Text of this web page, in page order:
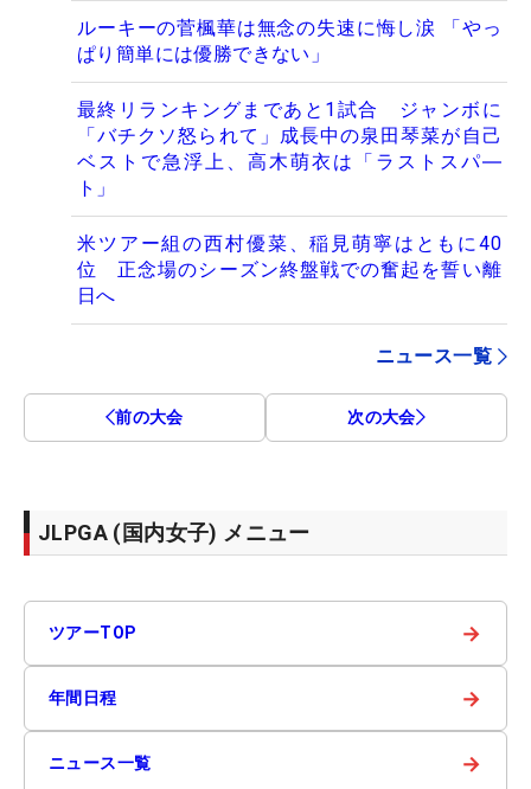
ルーキーの菅楓華は無念の失速に悔し涙 「やっ
ぱり簡単には優勝できない」
最終リランキングまであと1試合 ジャンボに
「バチクソ怒られて」成長中の泉田琴菜が自己
ベストで急浮上、高木萌衣は「ラストスパ―
ト」
米ツアー組の西村優菜、稲見萌寧はともに40
位 正念場のシーズン終盤戦での奮起を誓い離
日へ
ニュース一覧
前の大会 次の大会
JLPGA (国内女子) メニュー
ツアーTOP →
年間日程 →
ニュース一覧 →